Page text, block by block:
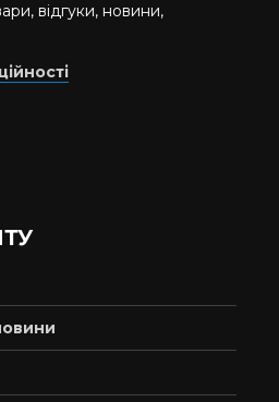
відгуки, новини,